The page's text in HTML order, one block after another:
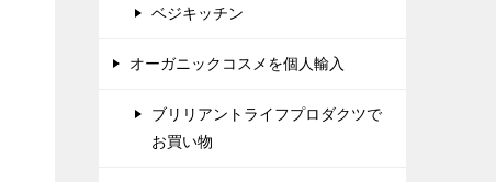
ベジキッチン
オーガニックコスメを個人輸入
ブリリアントライフプロダクツで
お買い物